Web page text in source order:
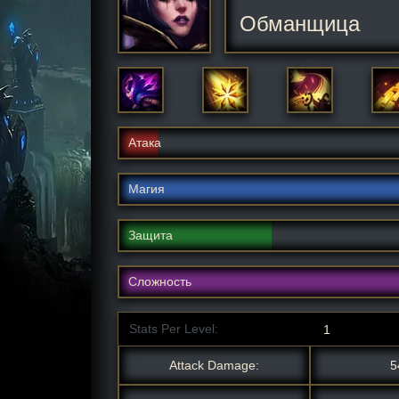
Обманщица
Атака
Магия
Защита
Сложность
Stats Per Level:
Attack Damage: